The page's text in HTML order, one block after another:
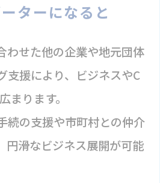
ターになると
わせた他の企業や地元団体
支援により、ビジネスやC
まります。
続の支援や市町村との仲介
円滑なビジネス展開が可能